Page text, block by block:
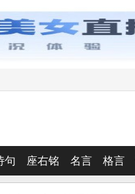
句 座右铭 名言 格言